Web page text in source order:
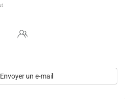
Envoyer un e-mail